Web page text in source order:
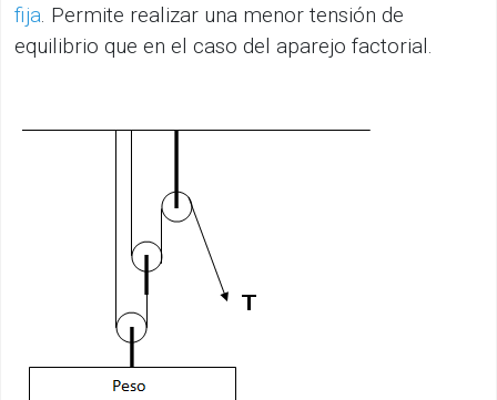
fija. Permite realizar una menor tensión de
equilibrio que en el caso del aparejo factorial.